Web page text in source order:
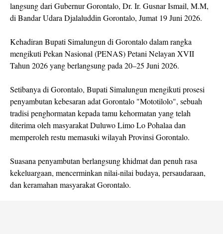
langsung dari Gubernur Gorontalo, Dr. Ir. Gusnar Ismail, M.M,
di Bandar Udara Djalaluddin Gorontalo, Jumat 19 Juni 2026.
Kehadiran Bupati Simalungun di Gorontalo dalam rangka
mengikuti Pekan Nasional (PENAS) Petani Nelayan XVII
Tahun 2026 yang berlangsung pada 20–25 Juni 2026.
Setibanya di Gorontalo, Bupati Simalungun mengikuti prosesi
penyambutan kebesaran adat Gorontalo "Mototilolo", sebuah
tradisi penghormatan kepada tamu kehormatan yang telah
diterima oleh masyarakat Duluwo Limo Lo Pohalaa dan
memperoleh restu memasuki wilayah Provinsi Gorontalo.
Suasana penyambutan berlangsung khidmat dan penuh rasa
kekeluargaan, mencerminkan nilai-nilai budaya, persaudaraan,
dan keramahan masyarakat Gorontalo.